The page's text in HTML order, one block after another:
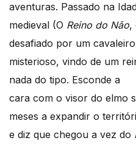
aventuras. Passado na
medieval (O Reino do Não,
desafiado por um cavaleiro
misterioso, vindo de um
nada do tipo. Esconde a
cara com o visor do elmo
meses a expandir o
e diz que chegou a vez do